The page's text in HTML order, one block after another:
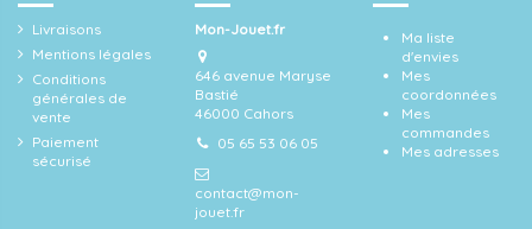
Livraisons
Mentions légales
Conditions
générales de
vente
Paiement
sécurisé
Mon-Jouet.fr
646 avenue Maryse
Bastié
46000 Cahors
05 65 53 06 05
contact@mon-
jouet.fr
Ma liste
d'envies
Mes
coordonnées
Mes
commandes
Mes adresses